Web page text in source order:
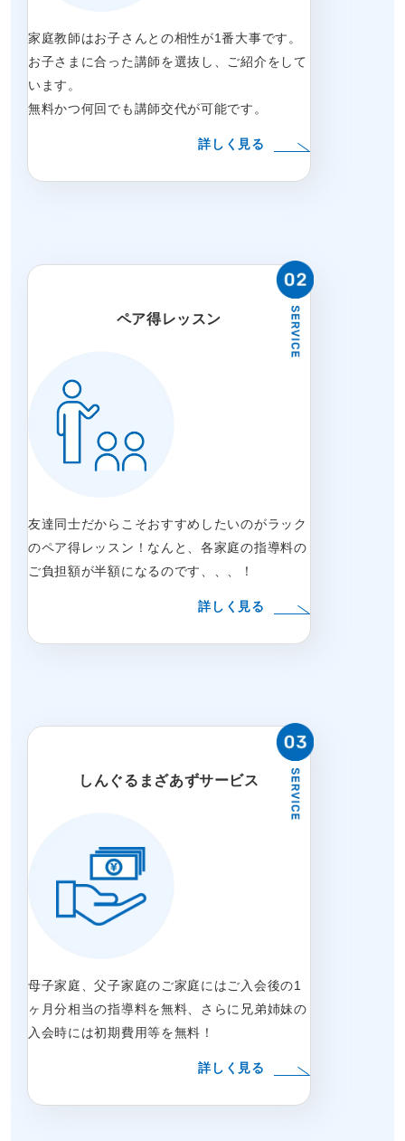
家庭教師はお子さんとの相性が1番大事です。
お子さまに合った講師を選抜し、ご紹介をして
います。
無料かつ何回でも講師交代が可能です。
詳しく見る
ペア得レッスン
友達同士だからこそおすすめしたいのがラック
のペア得レッスン！なんと、各家庭の指導料の
ご負担額が半額になるのです、、、！
詳しく見る
しんぐるまざあずサービス
母子家庭、父子家庭のご家庭にはご入会後の1
ヶ月分相当の指導料を無料、さらに兄弟姉妹の
入会時には初期費用等を無料！
詳しく見る